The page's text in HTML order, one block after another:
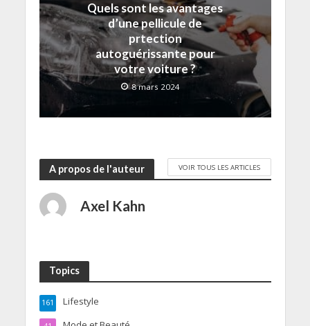
Quels sont les avantages
d’une pellicule de
prtection
autoguérissante pour
votre voiture ?
8 mars 2024
A propos de l'auteur VOIR TOUS LES ARTICLES
Axel Kahn
Topics
Lifestyle
161